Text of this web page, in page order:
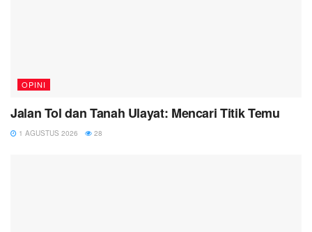
OPINI
Jalan Tol dan Tanah Ulayat: Mencari Titik Temu
1 AGUSTUS 2026 28